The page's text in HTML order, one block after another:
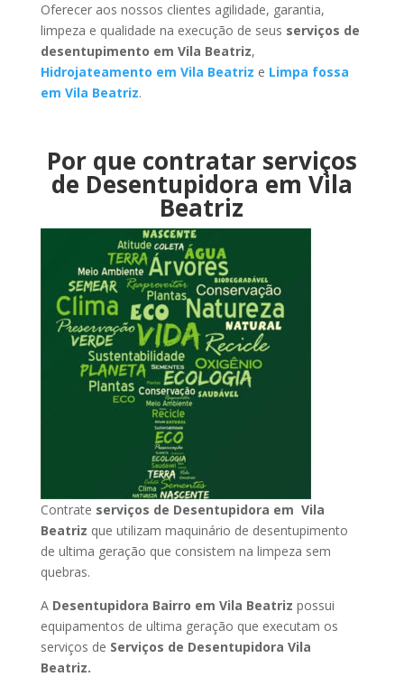
Oferecer aos nossos clientes agilidade, garantia,
limpeza e qualidade na execução de seus serviços de
desentupimento em Vila Beatriz,
Hidrojateamento em Vila Beatriz e Limpa fossa
em Vila Beatriz.
Por que contratar serviços
de Desentupidora em Vila
Beatriz
Contrate serviços de Desentupidora em Vila
Beatriz que utilizam maquinário de desentupimento
de ultima geração que consistem na limpeza sem
quebras.
A Desentupidora Bairro em Vila Beatriz possui
equipamentos de ultima geração que executam os
serviços de Serviços de Desentupidora Vila
Beatriz.